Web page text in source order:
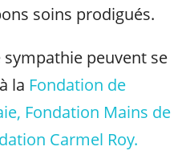
soins prodigués.
peuvent se
la Fondation de
Fondation Mains de
Carmel Roy.